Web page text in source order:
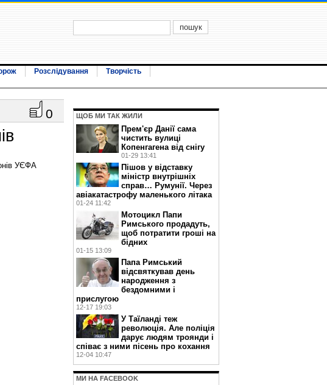
Розслідування
Творчість
0
УЄФА
ЩОБ МИ ТАК ЖИЛИ
Прем'єр Данії сама
чистить вулиці
Копенгагена від снігу
01-29 13:41
Пішов у відставку
міністр внутрішніх
справ… Румунії. Через
авіакатастрофу маленького літака
01-24 11:42
Мотоцикл Папи
Римського продадуть,
щоб потратити гроші на
бідних
01-15 13:09
Папа Римський
відсвяткував день
народження з
бездомними і
прислугою
12-17 19:03
У Таїланді теж
революція. Але поліція
дарує людям троянди і
співає з ними пісень про кохання
12-04 10:47
МИ НА FACEBOOK